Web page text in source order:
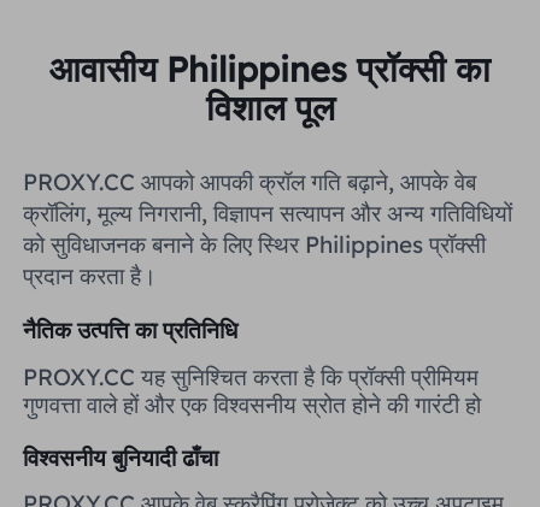
सभी को देखें
स्थानों
यूनाइटेड किंगडम
ब्राज़िल
अधिक एकीकरण
Deutsch
Русский
Português
लॉग इन करें साइन अप करें
आवासीय Philippines प्रॉक्सी का
विशाल पूल
PROXY.CC आपको आपकी क्रॉल गति बढ़ाने, आपके वेब
क्रॉलिंग, मूल्य निगरानी, ​​विज्ञापन सत्यापन और अन्य गतिविधियों
को सुविधाजनक बनाने के लिए स्थिर Philippines प्रॉक्सी
प्रदान करता है।
नैतिक उत्पत्ति का प्रतिनिधि
PROXY.CC यह सुनिश्चित करता है कि प्रॉक्सी प्रीमियम
गुणवत्ता वाले हों और एक विश्वसनीय स्रोत होने की गारंटी हो
विश्वसनीय बुनियादी ढाँचा